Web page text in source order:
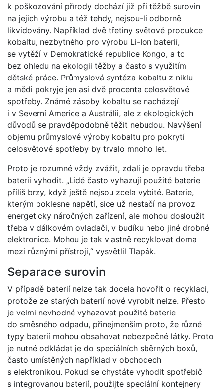
k poškozování přírody dochází již při těžbě surovin
na jejich výrobu a též tehdy, nejsou-li odborně
likvidovány. Například dvě třetiny světové produkce
kobaltu, nezbytného pro výrobu Li-Ion baterií,
se vytěží v Demokratické republice Kongo, a to
bez ohledu na ekologii těžby a často s využitím
dětské práce. Průmyslová syntéza kobaltu z niklu
a mědi pokryje jen asi dvě procenta celosvětové
spotřeby. Známé zásoby kobaltu se nacházejí
i v Severní Americe a Austrálii, ale z ekologických
důvodů se pravděpodobně těžit nebudou. Navýšení
objemu průmyslové výroby kobaltu pro pokrytí
celosvětové spotřeby by trvalo mnoho let.
Proto je rozumné vždy zvážit, zdali je opravdu třeba
baterii vyhodit. „Lidé často vyhazují použité baterie
příliš brzy, když ještě nejsou zcela vybité. Baterie,
kterým poklesne napětí, sice už nestačí na provoz
energeticky náročných zařízení, ale mohou dosloužit
třeba v dálkovém ovladači, v budíku nebo jiné drobné
elektronice. Mohou je tak vlastně recyklovat doma
mezi různými přístroji,“ vysvětlil Tlapák.
Separace surovin
V případě baterií nelze tak docela hovořit o recyklaci,
protože ze starých baterií nové vyrobit nelze. Přesto
je velmi nevhodné vyhazovat použité baterie
do směsného odpadu, přinejmenším proto, že různé
typy baterií mohou obsahovat nebezpečné látky. Proto
je nutné odkládat je do speciálních sběrných boxů,
často umístěných například v obchodech
s elektronikou. Pokud se chystáte vyhodit spotřebič
s integrovanou baterií, použijte speciální kontejnery